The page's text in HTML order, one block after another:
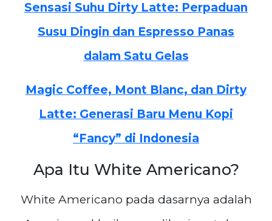
Sensasi Suhu Dirty Latte: Perpaduan
Susu Dingin dan Espresso Panas
dalam Satu Gelas
Magic Coffee, Mont Blanc, dan Dirty
Latte: Generasi Baru Menu Kopi
“Fancy” di Indonesia
Apa Itu White Americano?
White Americano pada dasarnya adalah